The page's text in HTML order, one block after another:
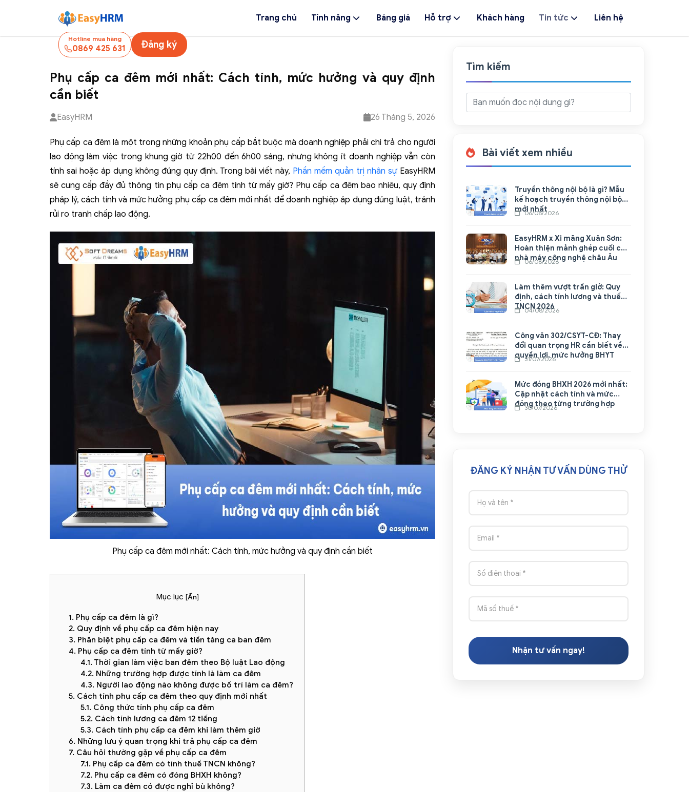
Trang chủ Tính năng Bảng giá Hỗ trợ Khách hàng Tin tức Liên hệ
Hotline mua hàng
0869 425 631 Đăng ký
Phụ cấp ca đêm mới nhất: Cách tính, mức hưởng và quy định
cần biết
EasyHRM 26 Tháng 5, 2026
Phụ cấp ca đêm là một trong những khoản phụ cấp bắt buộc mà doanh nghiệp phải chi trả cho người
lao động làm việc trong khung giờ từ 22h00 đến 6h00 sáng, nhưng không ít doanh nghiệp vẫn còn
tính sai hoặc áp dụng không đúng quy định. Trong bài viết này, Phần mềm quản trị nhân sự EasyHRM
sẽ cung cấp đầy đủ thông tin phụ cấp ca đêm tính từ mấy giờ? Phụ cấp ca đêm bao nhiêu, quy định
pháp lý, cách tính và mức hưởng phụ cấp ca đêm mới nhất để doanh nghiệp áp dụng đúng luật, tránh
rủi ro tranh chấp lao động.
Phụ cấp ca đêm mới nhất: Cách tính, mức hưởng và quy định cần biết
Mục lục [Ẩn]
1. Phụ cấp ca đêm là gì?
2. Quy định về phụ cấp ca đêm hiện nay
3. Phân biệt phụ cấp ca đêm và tiền tăng ca ban đêm
4. Phụ cấp ca đêm tính từ mấy giờ?
4.1. Thời gian làm việc ban đêm theo Bộ luật Lao động
4.2. Những trường hợp được tính là làm ca đêm
4.3. Người lao động nào không được bố trí làm ca đêm?
5. Cách tính phụ cấp ca đêm theo quy định mới nhất
5.1. Công thức tính phụ cấp ca đêm
5.2. Cách tính lương ca đêm 12 tiếng
5.3. Cách tính phụ cấp ca đêm khi làm thêm giờ
6. Những lưu ý quan trọng khi trả phụ cấp ca đêm
7. Câu hỏi thường gặp về phụ cấp ca đêm
7.1. Phụ cấp ca đêm có tính thuế TNCN không?
7.2. Phụ cấp ca đêm có đóng BHXH không?
7.3. Làm ca đêm có được nghỉ bù không?
Tìm kiếm
Bài viết xem nhiều
Truyền thông nội bộ là gì? Mẫu
kế hoạch truyền thông nội bộ
mới nhất
06/08/2026
EasyHRM x Xi măng Xuân Sơn:
Hoàn thiện mảnh ghép cuối cho
nhà máy công nghệ châu Âu
06/08/2026
Làm thêm vượt trần giờ: Quy
định, cách tính lương và thuế
TNCN 2026
04/08/2026
Công văn 302/CSYT-CĐ: Thay
đổi quan trọng HR cần biết về
quyền lợi, mức hưởng BHYT
31/07/2026
Mức đóng BHXH 2026 mới nhất:
Cập nhật cách tính và mức
đóng theo từng trường hợp
30/07/2026
ĐĂNG KÝ NHẬN TƯ VẤN DÙNG THỬ
Nhận tư vấn ngay!